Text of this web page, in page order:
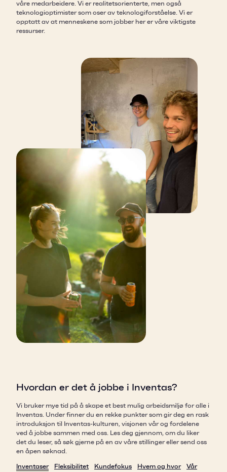
våre medarbeidere. Vi er realitetsorienterte, men også
teknologioptimister som oser av teknologiforståelse. Vi er
opptatt av at menneskene som jobber her er våre viktigste
ressurser.
Hvordan er det å jobbe i Inventas?
Vi bruker mye tid på å skape et best mulig arbeidsmiljø for alle i
Inventas. Under finner du en rekke punkter som gir deg en rask
introduksjon til Inventas-kulturen, visjonen vår og fordelene
ved å jobbe sammen med oss. Les deg gjennom, om du liker
det du leser, så søk gjerne på en av våre stillinger eller send oss
en åpen søknad.
Inventaser Fleksibilitet Kundefokus Hvem og hvor
Vår